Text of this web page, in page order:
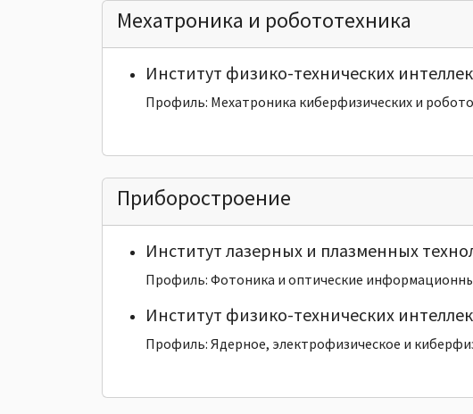
Мехатроника и робототехника
Институт физико-технических
Профиль: Мехатроника киберфизических и
Приборостроение
Институт лазерных и плазменных
Профиль: Фотоника и оптические
Институт физико-технических
Профиль: Ядерное, электрофизическое и